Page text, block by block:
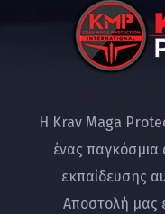
Η Krav Maga
ένας παγκόσμια
εκπαίδευσης
Αποστολή μας